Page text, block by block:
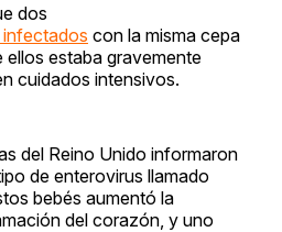
dos
infectados con la misma cepa
ellos estaba gravemente
cuidados intensivos.
del Reino Unido informaron
de enterovirus llamado
bebés aumentó la
del corazón, y uno